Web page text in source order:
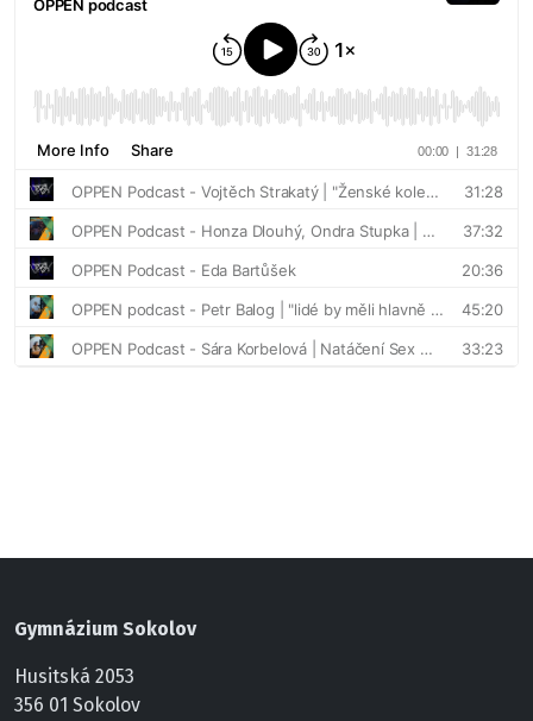
Gymnázium Sokolov
Husitská 2053
356 01 Sokolov